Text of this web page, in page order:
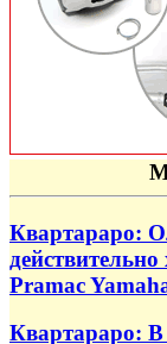
Квартараро:
Pramac
Квартараро: